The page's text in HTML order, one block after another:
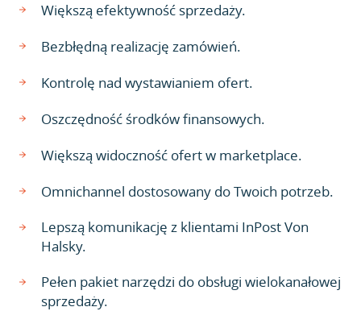
Większą efektywność sprzedaży.
Bezbłędną realizację zamówień.
Kontrolę nad wystawianiem ofert.
Oszczędność środków finansowych.
Większą widoczność ofert w marketplace.
Omnichannel dostosowany do Twoich potrzeb.
Lepszą komunikację z klientami InPost Von
Halsky.
Pełen pakiet narzędzi do obsługi wielokanałowej
sprzedaży.